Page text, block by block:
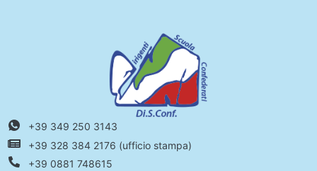
+39 349 250 3143
+39 328 384 2176 (ufficio stampa)
+39 0881 748615